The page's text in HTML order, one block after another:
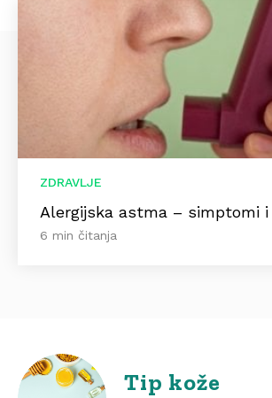
ZDRAVLJE
Alergijska astma – simptomi i
6 min čitanja
Tip kože